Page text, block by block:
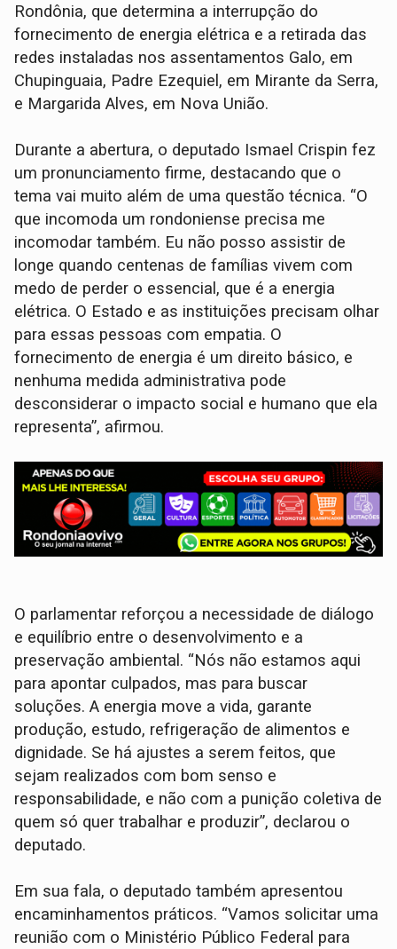
Rondônia, que determina a interrupção do
fornecimento de energia elétrica e a retirada das
redes instaladas nos assentamentos Galo, em
Chupinguaia, Padre Ezequiel, em Mirante da Serra,
e Margarida Alves, em Nova União.
Durante a abertura, o deputado Ismael Crispin fez
um pronunciamento firme, destacando que o
tema vai muito além de uma questão técnica. “O
que incomoda um rondoniense precisa me
incomodar também. Eu não posso assistir de
longe quando centenas de famílias vivem com
medo de perder o essencial, que é a energia
elétrica. O Estado e as instituições precisam olhar
para essas pessoas com empatia. O
fornecimento de energia é um direito básico, e
nenhuma medida administrativa pode
desconsiderar o impacto social e humano que ela
representa”, afirmou.
O parlamentar reforçou a necessidade de diálogo
e equilíbrio entre o desenvolvimento e a
preservação ambiental. “Nós não estamos aqui
para apontar culpados, mas para buscar
soluções. A energia move a vida, garante
produção, estudo, refrigeração de alimentos e
dignidade. Se há ajustes a serem feitos, que
sejam realizados com bom senso e
responsabilidade, e não com a punição coletiva de
quem só quer trabalhar e produzir”, declarou o
deputado.
Em sua fala, o deputado também apresentou
encaminhamentos práticos. “Vamos solicitar uma
reunião com o Ministério Público Federal para